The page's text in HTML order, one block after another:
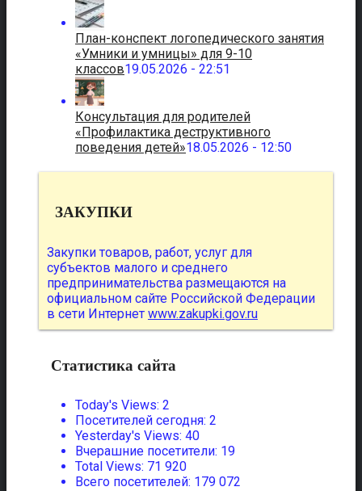
План-конспект логопедического занятия
«Умники и умницы» для 9-10
классов19.05.2026 - 22:51
Консультация для родителей
«Профилактика деструктивного
поведения детей»18.05.2026 - 12:50
ЗАКУПКИ
Закупки товаров, работ, услуг для
субъектов малого и среднего
предпринимательства размещаются на
официальном сайте Российской Федерации
в сети Интернет www.zakupki.gov.ru
Статистика сайта
Today's Views: 2
Посетителей сегодня: 2
Yesterday's Views: 40
Вчерашние посетители: 19
Total Views: 71 920
Всего посетителей: 179 072